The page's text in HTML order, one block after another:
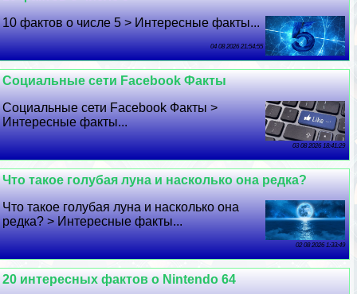
10 фактов о числе 5 > Интересные факты...
04 08 2026 21:54:55
Социальные сети Facebook Факты
Социальные сети Facebook Факты >
Интересные факты...
03 08 2026 18:41:29
Что такое гoлyбая луна и насколько она редка?
Что такое гoлyбая луна и насколько она
редка? > Интересные факты...
02 08 2026 1:33:49
20 интересных фактов о Nintendo 64